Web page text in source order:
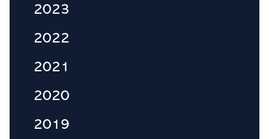
2023
2022
2021
2020
2019